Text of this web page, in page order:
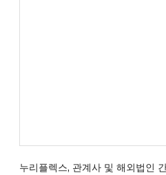
누리플렉스, 관계사 및 해외법인